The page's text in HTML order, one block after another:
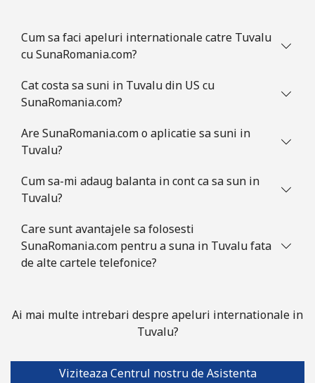
Mobil ⁦27.9p⁩ 35 min pentru ⁦£10⁩
All
⁦165.9p⁩
Cum sa faci apeluri internationale catre Tuvalu
cu SunaRomania.com?
Cat costa sa suni in Tuvalu din US cu
SunaRomania.com?
Are SunaRomania.com o aplicatie sa suni in
Tuvalu?
Cum sa-mi adaug balanta in cont ca sa sun in
Tuvalu?
Care sunt avantajele sa folosesti
SunaRomania.com pentru a suna in Tuvalu fata
de alte cartele telefonice?
Ai mai multe intrebari despre apeluri internationale in
Tuvalu?
Viziteaza Centrul nostru de Asistenta